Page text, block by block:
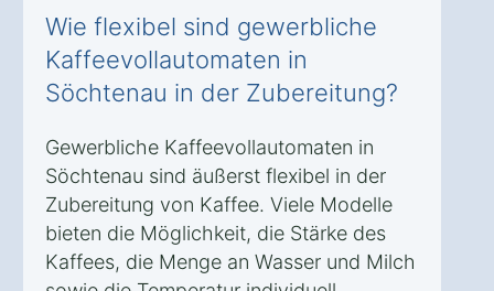
Wie flexibel sind gewerbliche
Kaffeevollautomaten in
Söchtenau in der Zubereitung?
Gewerbliche Kaffeevollautomaten in
Söchtenau sind äußerst flexibel in der
Zubereitung von Kaffee. Viele Modelle
bieten die Möglichkeit, die Stärke des
Kaffees, die Menge an Wasser und Milch